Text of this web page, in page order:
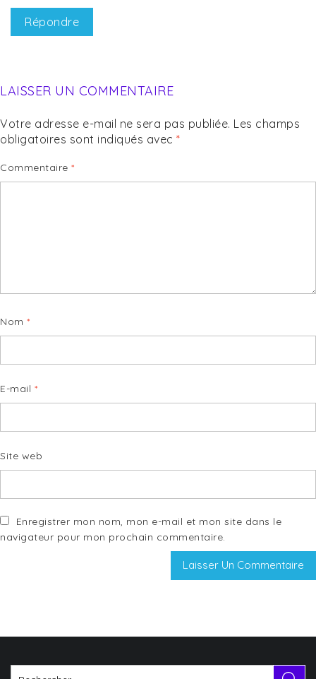
Répondre
LAISSER UN COMMENTAIRE
Votre adresse e-mail ne sera pas publiée. Les champs
obligatoires sont indiqués avec *
Commentaire *
Nom *
E-mail *
Site web
Enregistrer mon nom, mon e-mail et mon site dans le
navigateur pour mon prochain commentaire.